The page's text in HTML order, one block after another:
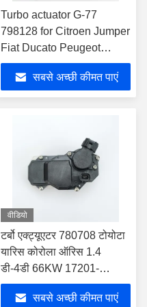
Turbo actuator G-77
798128 for Citroen Jumper
Fiat Ducato Peugeot
Boxer 2.2 HDi
सबसे अच्छी कीमत पाएं
वीडियो
टर्बो एक्ट्यूएटर 780708 टोयोटा
यारिस कोरोला ऑरिस 1.4
डी-4डी 66KW 17201-
0N042 के लिए
सबसे अच्छी कीमत पाएं